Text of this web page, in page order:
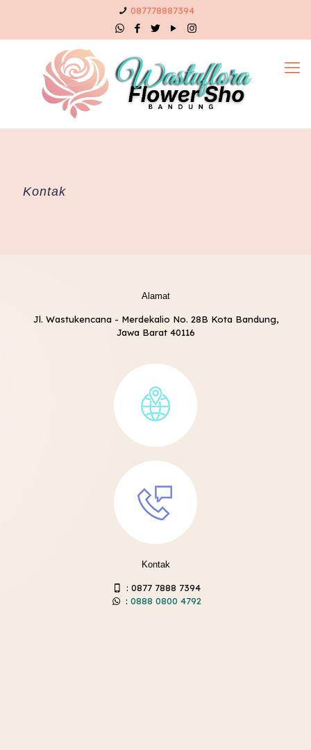
087778887394
Kontak
Alamat
Jl. Wastukencana - Merdekalio No. 28B Kota Bandung,
Jawa Barat 40116
Kontak
: 0877 7888 7394
: 0888 0800 4792